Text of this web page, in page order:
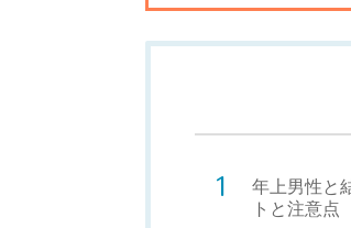
年上男性と
トと注意点